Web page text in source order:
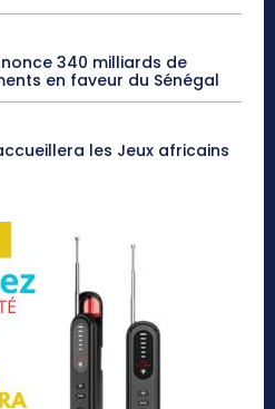
340 milliards de
en faveur du Sénégal
les Jeux africains